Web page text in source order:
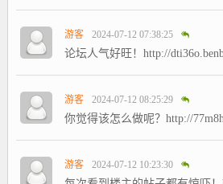
游客 2024-07-12 07:38:25
论坛人气好旺！http://
游客 2024-07-12 08:25:29
你觉得该怎么做呢？http://
游客 2024-07-12 10:23:30